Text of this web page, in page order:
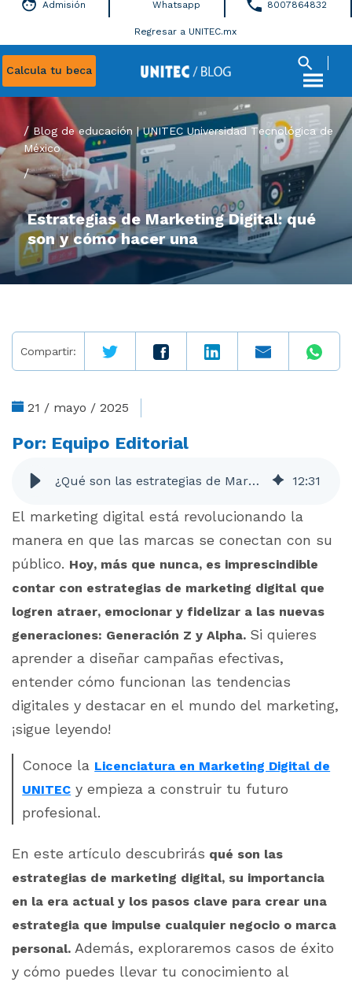
Calcula tu beca
Admisión Whatsapp 8007864832
Regresar a UNITEC.mx
Blog de educación | UNITEC Universidad Tecnológica de
México
/
Estrategias de Marketing Digital: qué
son y cómo hacer una
Compartir:
21 / mayo / 2025
Por: Equipo Editorial
¿Qué son las estrategias de Marketing Digital? | Blog UNITEC 12:31
El marketing digital está revolucionando la
manera en que las marcas se conectan con su
público. Hoy, más que nunca, es imprescindible
contar con estrategias de marketing digital que
logren atraer, emocionar y fidelizar a las nuevas
generaciones: Generación Z y Alpha. Si quieres
aprender a diseñar campañas efectivas,
entender cómo funcionan las tendencias
digitales y destacar en el mundo del marketing,
¡sigue leyendo!
Conoce la Licenciatura en Marketing Digital de
UNITEC y empieza a construir tu futuro
profesional.
En este artículo descubrirás qué son las
estrategias de marketing digital, su importancia
en la era actual y los pasos clave para crear una
estrategia que impulse cualquier negocio o marca
personal. Además, exploraremos casos de éxito
y cómo puedes llevar tu conocimiento al